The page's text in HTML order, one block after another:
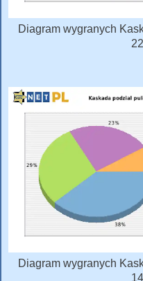
Diagram wygranych
Diagram wygranych